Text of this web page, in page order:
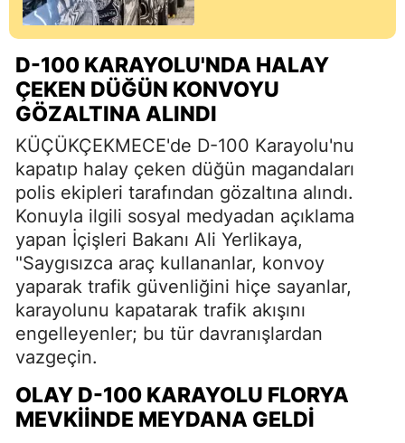
D-100 KARAYOLU'NDA HALAY
ÇEKEN DÜĞÜN KONVOYU
GÖZALTINA ALINDI
KÜÇÜKÇEKMECE'de D-100 Karayolu'nu
kapatıp halay çeken düğün magandaları
polis ekipleri tarafından gözaltına alındı.
Konuyla ilgili sosyal medyadan açıklama
yapan İçişleri Bakanı Ali Yerlikaya,
"Saygısızca araç kullananlar, konvoy
yaparak trafik güvenliğini hiçe sayanlar,
karayolunu kapatarak trafik akışını
engelleyenler; bu tür davranışlardan
vazgeçin.
OLAY D-100 KARAYOLU FLORYA
MEVKIINDE MEYDANA GELDI